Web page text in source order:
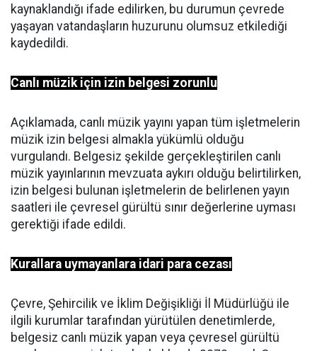
kaynaklandığı ifade edilirken, bu durumun çevrede
yaşayan vatandaşların huzurunu olumsuz etkilediği
kaydedildi.
Canlı müzik için izin belgesi zorunlu
Açıklamada, canlı müzik yayını yapan tüm işletmelerin
müzik izin belgesi almakla yükümlü olduğu
vurgulandı. Belgesiz şekilde gerçekleştirilen canlı
müzik yayınlarının mevzuata aykırı olduğu belirtilirken,
izin belgesi bulunan işletmelerin de belirlenen yayın
saatleri ile çevresel gürültü sınır değerlerine uyması
gerektiği ifade edildi.
Kurallara uymayanlara idari para cezası
Çevre, Şehircilik ve İklim Değişikliği İl Müdürlüğü ile
ilgili kurumlar tarafından yürütülen denetimlerde,
belgesiz canlı müzik yapan veya çevresel gürültü